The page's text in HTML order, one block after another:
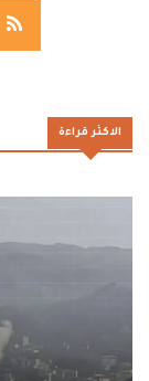
الاكثر قراءة